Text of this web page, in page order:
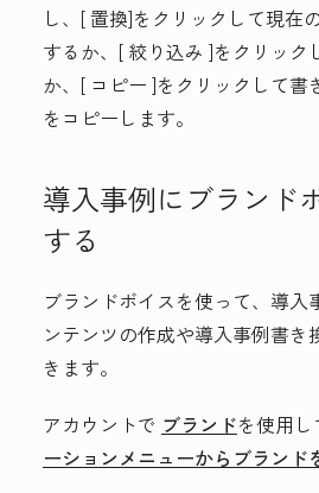
し、[置換]をクリックして現在
するか、[ 絞り込み ]をクリック
か、[ コピー ]をクリックして書
をコピーします。
導入事例にブランド
する
ブランドボイスを使って、導入
ンテンツの作成や導入事例書き
きます。
アカウントで ブランドを使用し
ーションメニューからブランド